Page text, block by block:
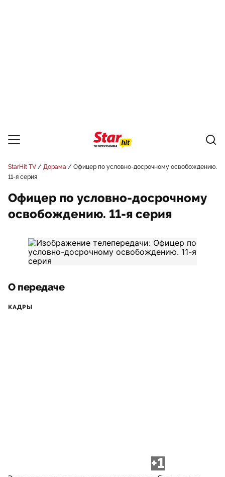
StarHit TV Дорама
Офицер по условно-досрочному освобождению.
11-я серия
Офицер по условно-досрочному
освобождению. 11-я серия
О передаче
КАДРЫ
+1